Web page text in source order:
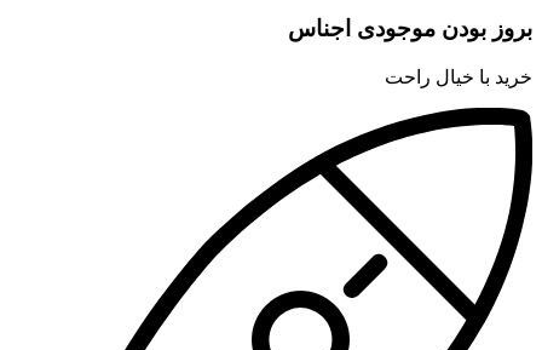
بروز بودن موجودی اجناس
خرید با خیال راحت